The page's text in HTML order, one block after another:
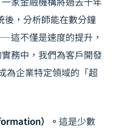
後，分析師能在數分鐘
這不僅是速度的提升，
務中，我們為客戶開發
為企業特定領域的「超
）。 這是少數